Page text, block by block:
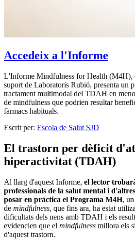
Accedeix a l'Informe
L'Informe Mindfulness for Health (M4H),
suport de Laboratoris Rubió, presenta un
tractament multimodal del TDAH en
de mindfulness que podrien resultar
fàrmacs habituals.
Escrit per: Escola de Salut SJD
El trastorn per dèficit
hiperactivitat (TDAH)
Al llarg d'aquest Informe, el lector
professionals de la salut mental i
posar en pràctica el Programa M4H,
de mindfulness, que fins ara, ha estat
dificultats dels nens amb TDAH i els
evidencien que el mindfulness millora els
d'aquest trastorn.